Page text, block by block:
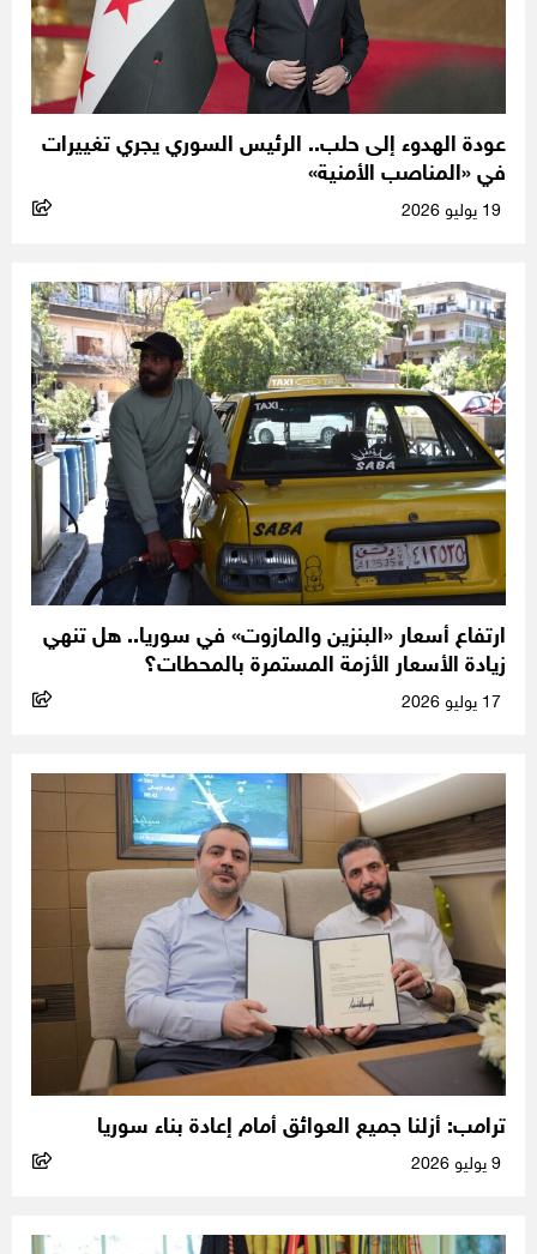
عودة الهدوء إلى حلب.. الرئيس السوري يجري تغييرات
في «المناصب الأمنية»
ارتفاع أسعار «البنزين والمازوت» في سوريا.. هل تنهي
زيادة الأسعار الأزمة المستمرة بالمحطات؟
ترامب: أزلنا جميع العوائق أمام إعادة بناء سوريا